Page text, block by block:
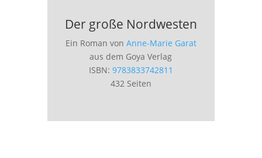
Der große Nordwesten
Ein Roman von Anne-Marie Garat
aus dem Goya Verlag
ISBN: 9783833742811
432 Seiten